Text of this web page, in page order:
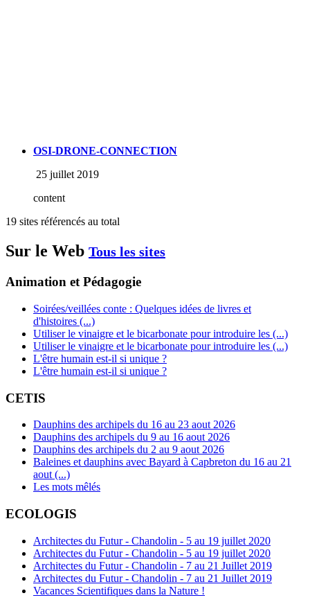
OSI-DRONE-CONNECTION
25 juillet 2019
content
19 sites référencés au total
Sur le Web Tous les sites
Animation et Pédagogie
Soirées/veillées conte : Quelques idées de livres et
d'histoires (...)
Utiliser le vinaigre et le bicarbonate pour introduire les (...)
Utiliser le vinaigre et le bicarbonate pour introduire les (...)
L'être humain est-il si unique ?
L'être humain est-il si unique ?
CETIS
Dauphins des archipels du 16 au 23 aout 2026
Dauphins des archipels du 9 au 16 aout 2026
Dauphins des archipels du 2 au 9 aout 2026
Baleines et dauphins avec Bayard à Capbreton du 16 au 21
aout (...)
Les mots mêlés
ECOLOGIS
Architectes du Futur - Chandolin - 5 au 19 juillet 2020
Architectes du Futur - Chandolin - 5 au 19 juillet 2020
Architectes du Futur - Chandolin - 7 au 21 Juillet 2019
Architectes du Futur - Chandolin - 7 au 21 Juillet 2019
Vacances Scientifiques dans la Nature !